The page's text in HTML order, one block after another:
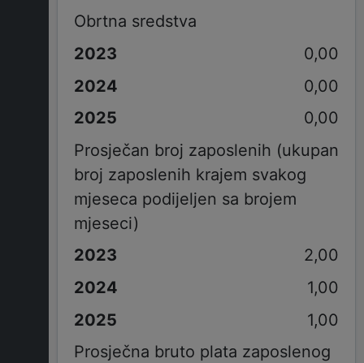
Obrtna sredstva
0,00
0,00
0,00
Prosječan broj zaposlenih (ukupan
broj zaposlenih krajem svakog
mjeseca podijeljen sa brojem
mjeseci)
2,00
1,00
1,00
Prosječna bruto plata zaposlenog